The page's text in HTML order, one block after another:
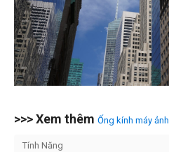
>>> Xem thêm Ống kính máy ảnh
Tính Năng